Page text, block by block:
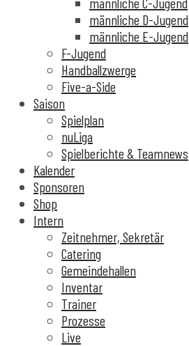
männliche D-Jugend
männliche E-Jugend
F-Jugend
Handballzwerge
Five-a-Side
Saison
Spielplan
nuLiga
Spielberichte & Teamnews
Kalender
Sponsoren
Shop
Intern
Zeitnehmer, Sekretär
Catering
Gemeindehallen
Inventar
Trainer
Prozesse
Live